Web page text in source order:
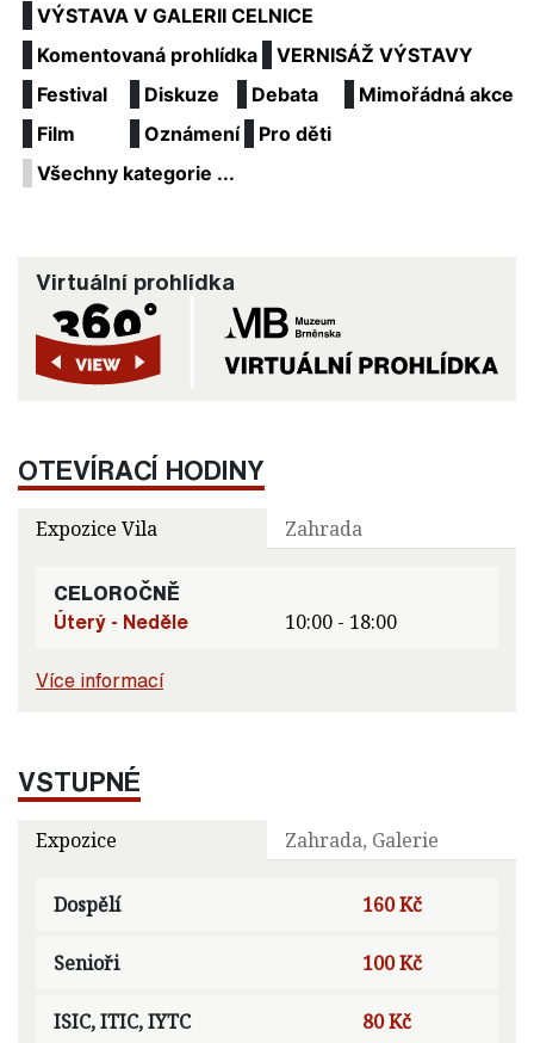
VÝSTAVA V GALERII CELNICE
Komentovaná prohlídka
VERNISÁŽ VÝSTAVY
Festival
Diskuze Debata
Mimořádná akce
Film
Oznámení
Pro děti
Všechny kategorie ...
Virtuální prohlídka
OTEVÍRACÍ HODINY
Expozice Vila Zahrada
CELOROČNĚ
Úterý - Neděle
10:00 - 18:00
Více informací
VSTUPNÉ
Expozice Zahrada, Galerie
Dospělí 160 Kč
Senioři 100 Kč
ISIC, ITIC, IYTC 80 Kč